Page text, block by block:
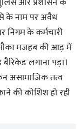
के नाम पर अवैध
निगम के कर्मचारी
मजहब की आड़ में
लगाना पड़ा।
असामाजिक तत्व
की कोशिश हो रही